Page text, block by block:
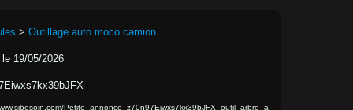
> Outillage auto moco camion
le 19/05/2026
Petite_annonce_z70n97Eiwxs7kx39bJFX_outil_arbre_a